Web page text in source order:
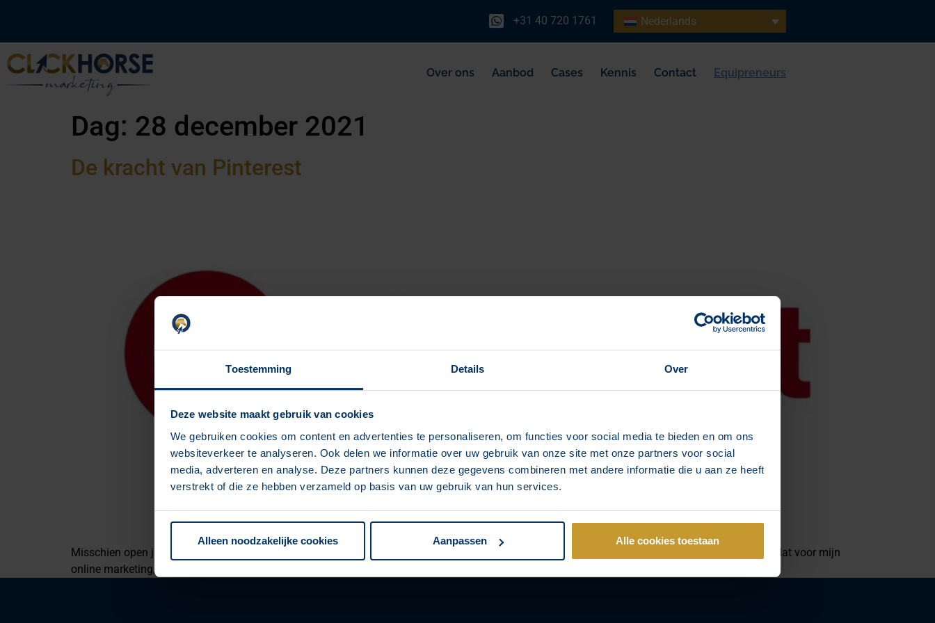
Toestemming Details Over
Deze website maakt gebruik van cookies
We gebruiken cookies om content en advertenties te personaliseren, om functies voor social media te bieden en om ons
websiteverkeer te analyseren. Ook delen we informatie over uw gebruik van onze site met onze partners voor social
media, adverteren en analyse. Deze partners kunnen deze gegevens combineren met andere informatie die u aan ze heeft
verstrekt of die ze hebben verzameld op basis van uw gebruik van hun services.
Alleen noodzakelijke cookies Aanpassen Alle cookies toestaan
+31 40 720 1761 Nederlands
Over ons Aanbod Cases Kennis Contact Equipreneurs
Dag: 28 december 2021
De kracht van Pinterest
Misschien open je deze blog ietwat in verwarring. “De kracht van Pinterest?” “Je bedoelt dat online prikbord met al die interieur foto’s?” “Wat kan dat voor mijn
online marketing, als hippisch ondernemer, doen dan?”